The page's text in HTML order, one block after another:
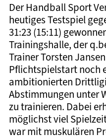
Der Handball Sport
heutiges Testspiel
31:23 (15:11)
Trainingshalle, der
Trainer Torsten
Pflichtspielstart noch
ambitionierten
Abstimmungen unter
zu trainieren. Dabei
möglichst viel
war mit muskulären